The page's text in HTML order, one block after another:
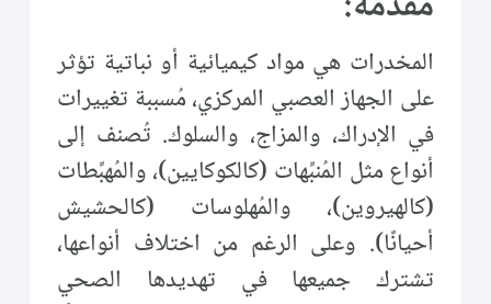
المخدرات هي مواد كيميائية أو نباتية تؤثر
على الجهاز العصبي المركزي، مُسببة تغييرات
في الإدراك، والمزاج، والسلوك. تُصنف إلى
أنواع مثل المُنبِّهات (كالكوكايين)، والمُهبِّطات
(كالهيروين)، والمُهلوسات (كالحشيش
أحيانًا). وعلى الرغم من اختلاف أنواعها،
تشترك جميعها في تهديدها الصحي